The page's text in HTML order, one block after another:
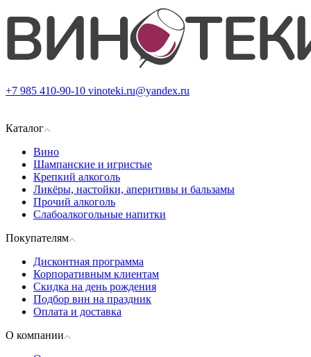
+7 985 410-90-10 vinoteki.ru@yandex.ru
Каталог
Вино
Шампанские и игристые
Крепкий алкоголь
Ликёры, настойки, аперитивы и бальзамы
Прочий алкоголь
Слабоалкогольные напитки
Покупателям
Дисконтная программа
Корпоративным клиентам
Скидка на день рождения
Подбор вин на праздник
Оплата и доставка
О компании